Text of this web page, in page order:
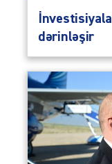
dərinləşir